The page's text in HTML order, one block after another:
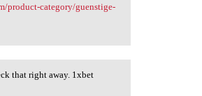
product-category/guenstige-
that right away. 1xbet